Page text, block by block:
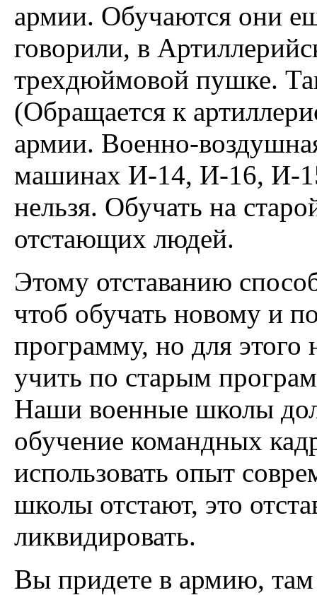
армии. Обучаются они
говорили, в
трехдюймовой пушке.
(Обращается к
армии. Военно-
машинах И-14, И-16, И-
нельзя. Обучать на
отстающих людей.
Этому отставанию
чтоб обучать новому и
программу, но для этого
учить по старым
Наши военные школы
обучение командных
использовать опыт
школы отстают, это
ликвидировать.
Вы придете в армию,